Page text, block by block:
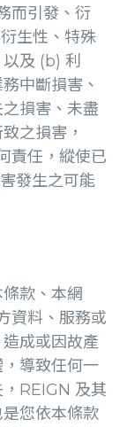
而引發、衍
生性、特殊
及 (b) 利
中斷損害、
損害、未盡
之損害，
責任，縱使已
發生之可能
款、本網
資料、服務或
成或因故產
導致任何一
REIGN 及其
您依本條款